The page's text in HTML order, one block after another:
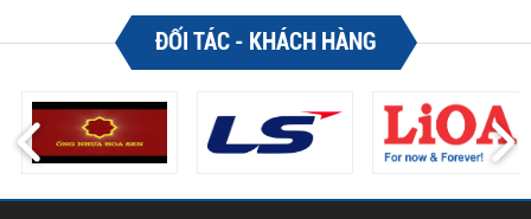
ĐỐI TÁC - KHÁCH HÀNG